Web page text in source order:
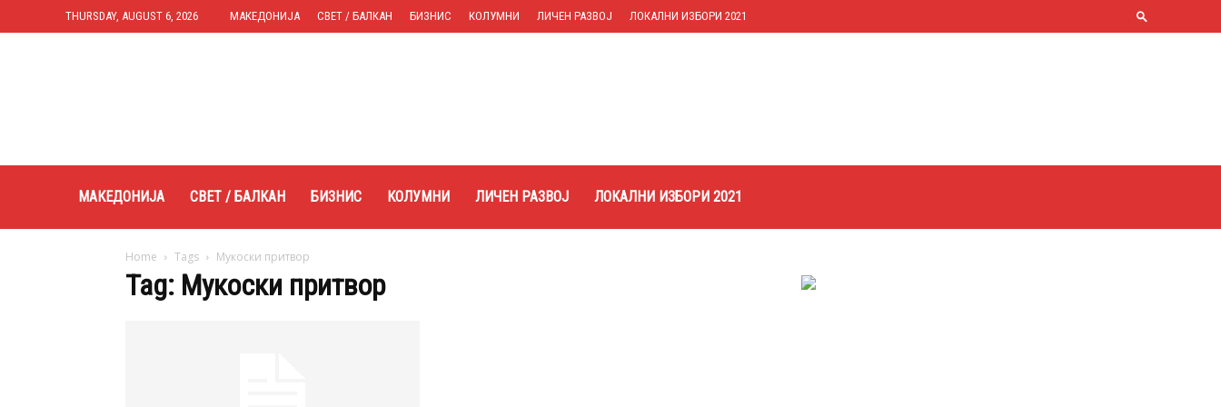
THURSDAY, AUGUST 6, 2026 МАКЕДОНИЈА СВЕТ / БАЛКАН БИЗНИС КОЛУМНИ ЛИЧЕН РАЗВОЈ ЛОКАЛНИ ИЗБОРИ 2021
МАКЕДОНИЈА СВЕТ / БАЛКАН БИЗНИС КОЛУМНИ ЛИЧЕН РАЗВОЈ ЛОКАЛНИ ИЗБОРИ 2021
Home Tags Мукоски притвор
Tag: Мукоски притвор